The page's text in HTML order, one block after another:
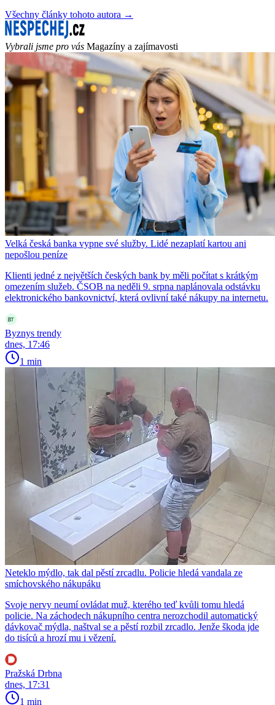
Všechny články tohoto autora →
Vybrali jsme pro vás Magazíny a zajímavosti
Velká česká banka vypne své služby. Lidé nezaplatí kartou ani
nepošlou peníze
Klienti jedné z největších českých bank by měli počítat s krátkým
omezením služeb. ČSOB na neděli 9. srpna naplánovala odstávku
elektronického bankovnictví, která ovlivní také nákupy na internetu.
Byznys trendy
dnes, 17:46
1 min
Neteklo mýdlo, tak dal pěstí zrcadlu. Policie hledá vandala ze
smíchovského nákupáku
Svoje nervy neumí ovládat muž, kterého teď kvůli tomu hledá
policie. Na záchodech nákupního centra nerozchodil automatický
dávkovač mýdla, naštval se a pěstí rozbil zrcadlo. Jenže škoda jde
do tisíců a hrozí mu i vězení.
Pražská Drbna
dnes, 17:31
1 min